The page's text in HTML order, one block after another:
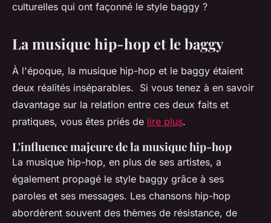
culturelles qui ont façonné le style baggy ?
La musique hip-hop et le baggy
À l'époque, la musique hip-hop et le baggy étaient
deux réalités inséparables. Si vous tenez à en savoir
davantage sur la relation entre ces deux faits et
pratiques, vous êtes priés de lire plus.
L'influence majeure de la musique hip-hop
La musique hip-hop, en plus de ses artistes, a
également propagé le style baggy grâce à ses
paroles et ses messages. Les chansons hip-hop
abordèrent souvent des thèmes de résistance, de